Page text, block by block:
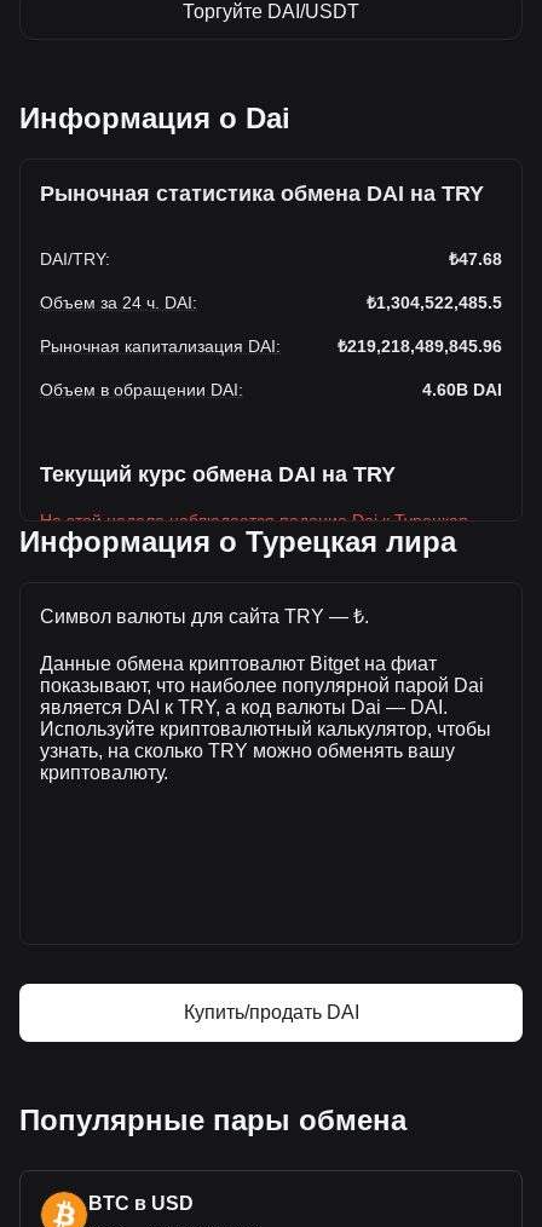
Торгуйте DAI/USDT
Информация о Dai
Рыночная статистика обмена DAI на TRY
DAI/TRY: ₺47.68
Объем за 24 ч. DAI: ₺1,304,522,485.5
Рыночная капитализация DAI: ₺219,218,489,845.96
Объем в обращении DAI: 4.60B DAI
Текущий курс обмена DAI на TRY
На этой неделе наблюдается падение Dai к Турецкая
лира
общая рыночная капитализация составляет
₺219,218,489,845.96 TRY. Объем торгов упал на Dai%
(₺-657,566,732.00 TRY) за последние 24 часа, а объем
торгов -33.51 составил ₺1,962,089,217.5 было продано за
тот же период.
Информация о Турецкая лира
Символ валюты для сайта TRY — ₺.
Данные обмена криптовалют Bitget на фиат
показывают, что наиболее популярной парой Dai
является DAI к TRY, а код валюты Dai — DAI.
Используйте криптовалютный калькулятор, чтобы
узнать, на сколько TRY можно обменять вашу
криптовалюту.
Купить/продать DAI
Популярные пары обмена
BTC в USD